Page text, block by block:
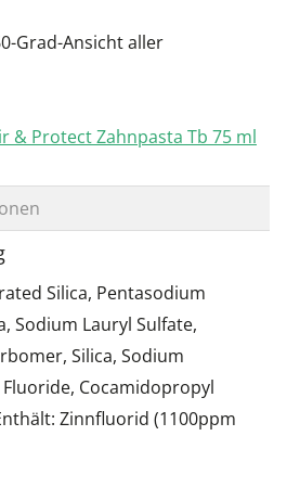
Grad-Ansicht aller
& Protect Zahnpasta Tb 75 ml
Silica, Pentasodium
Sodium Lauryl Sulfate,
Silica, Sodium
Cocamidopropyl
Zinnfluorid (1100ppm